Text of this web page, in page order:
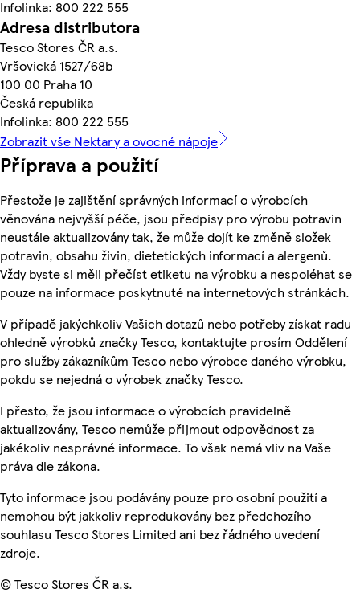
Infolinka: 800 222 555
Adresa distributora
Tesco Stores ČR a.s.
Vršovická 1527/68b
100 00 Praha 10
Česká republika
Infolinka: 800 222 555
Zobrazit vše Nektary a ovocné nápoje
Příprava a použití
Přestože je zajištění správných informací o výrobcích
věnována nejvyšší péče, jsou předpisy pro výrobu potravin
neustále aktualizovány tak, že může dojít ke změně složek
potravin, obsahu živin, dietetických informací a alergenů.
Vždy byste si měli přečíst etiketu na výrobku a nespoléhat se
pouze na informace poskytnuté na internetových stránkách.
V případě jakýchkoliv Vašich dotazů nebo potřeby získat radu
ohledně výrobků značky Tesco, kontaktujte prosím Oddělení
pro služby zákazníkům Tesco nebo výrobce daného výrobku,
pokdu se nejedná o výrobek značky Tesco.
I přesto, že jsou informace o výrobcích pravidelně
aktualizovány, Tesco nemůže přijmout odpovědnost za
jakékoliv nesprávné informace. To však nemá vliv na Vaše
práva dle zákona.
Tyto informace jsou podávány pouze pro osobní použití a
nemohou být jakkoliv reprodukovány bez předchozího
souhlasu Tesco Stores Limited ani bez řádného uvedení
zdroje.
© Tesco Stores ČR a.s.